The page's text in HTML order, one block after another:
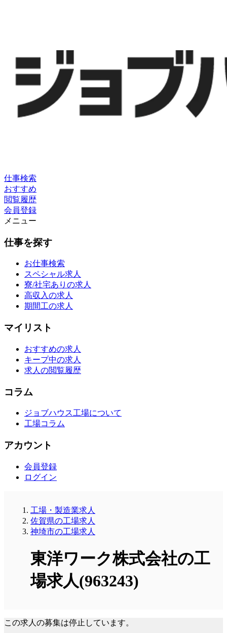
仕事検索
おすすめ
閲覧履歴
会員登録
メニュー
仕事を探す
お仕事検索
スペシャル求人
寮/社宅ありの求人
高収入の求人
期間工の求人
マイリスト
おすすめの求人
キープ中の求人
求人の閲覧履歴
コラム
ジョブハウス工場について
工場コラム
アカウント
会員登録
ログイン
工場・製造業求人
佐賀県の工場求人
神埼市の工場求人
東洋ワーク株式会社の工
場求人(963243)
この求人の募集は停止しています。